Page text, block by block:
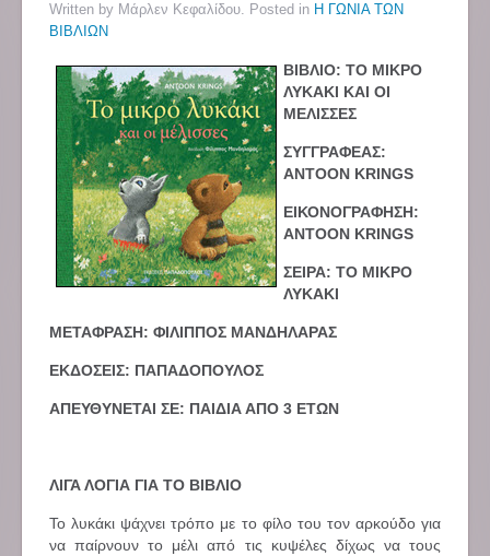
Written by Μάρλεν Κεφαλίδου. Posted in Η ΓΩΝΙΑ ΤΩΝ
ΒΙΒΛΙΩΝ
ΒΙΒΛΙΟ: ΤΟ ΜΙΚΡΟ
ΛΥΚΑΚΙ ΚΑΙ ΟΙ
ΜΕΛΙΣΣΕΣ
ΣΥΓΓΡΑΦΕΑΣ:
ANTOON KRINGS
ΕΙΚΟΝΟΓΡΑΦΗΣΗ:
ANTOON KRINGS
ΣΕΙΡΑ: ΤΟ ΜΙΚΡΟ
ΛΥΚΑΚΙ
ΜΕΤΑΦΡΑΣΗ: ΦΙΛΙΠΠΟΣ ΜΑΝΔΗΛΑΡΑΣ
ΕΚΔΟΣΕΙΣ: ΠΑΠΑΔΟΠΟΥΛΟΣ
ΑΠΕΥΘΥΝΕΤΑΙ ΣΕ: ΠΑΙΔΙΑ ΑΠΟ 3 ΕΤΩΝ
ΛΙΓΑ ΛΟΓΙΑ ΓΙΑ ΤΟ ΒΙΒΛΙΟ
Το λυκάκι ψάχνει τρόπο με το φίλο του τον αρκούδο για
να παίρνουν το μέλι από τις κυψέλες δίχως να τους